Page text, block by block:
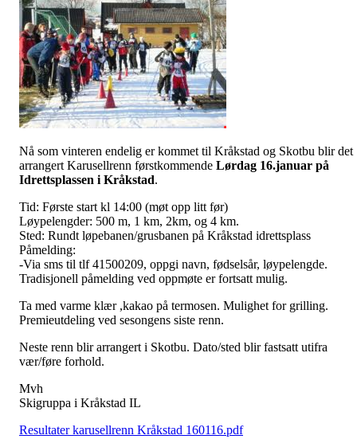
Nå som vinteren endelig er kommet til Kråkstad og Skotbu blir det
arrangert Karusellrenn førstkommende Lørdag 16.januar på
Idrettsplassen i Kråkstad.
Tid: Første start kl 14:00 (møt opp litt før)
Løypelengder: 500 m, 1 km, 2km, og 4 km.
Sted: Rundt løpebanen/grusbanen på Kråkstad idrettsplass
Påmelding:
-Via sms til tlf 41500209, oppgi navn, fødselsår, løypelengde.
Tradisjonell påmelding ved oppmøte er fortsatt mulig.
Ta med varme klær ,kakao på termosen. Mulighet for grilling.
Premieutdeling ved sesongens siste renn.
Neste renn blir arrangert i Skotbu. Dato/sted blir fastsatt utifra
vær/føre forhold.
Mvh
Skigruppa i Kråkstad IL
Resultater karusellrenn Kråkstad 160116.pdf